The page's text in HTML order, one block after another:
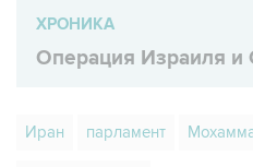
ХРОНИКА
Операция Израиля
Иран парламент